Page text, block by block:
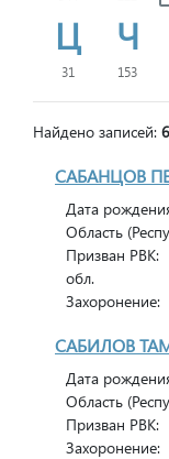
Ц
31
Ч
153
Найдено записей:
САБАНЦОВ
Дата
Область
Призван РВК:
обл.
Захоронение:
САБИЛОВ
Дата
Область
Призван РВК:
Захоронение: